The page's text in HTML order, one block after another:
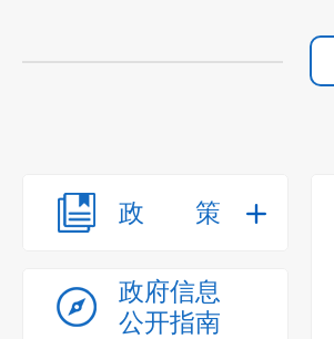
政策
政府信息
公开指南